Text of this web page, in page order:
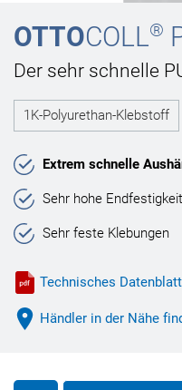
OTTOCOLL®
Der sehr schnelle
1K-Polyurethan-Klebstoff
Extrem schnelle
Sehr hohe Endfestigkeit
Sehr feste Klebungen
Technisches Datenblatt
Händler in der Nähe